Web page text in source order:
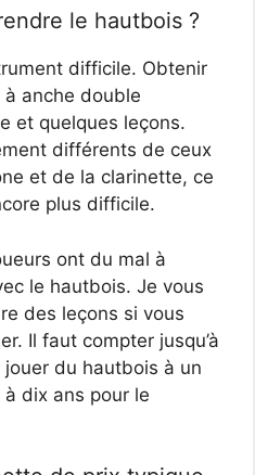
le hautbois ?
difficile. Obtenir
à anche double
et quelques leçons.
différents de ceux
et de la clarinette, ce
plus difficile.
ont du mal à
le hautbois. Je vous
des leçons si vous
Il faut compter jusqu’à
du hautbois à un
dix ans pour le